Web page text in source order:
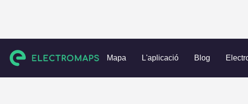
Mapa L'aplicació Blog
Charging stations Països Baixos Haarlem Haarlem